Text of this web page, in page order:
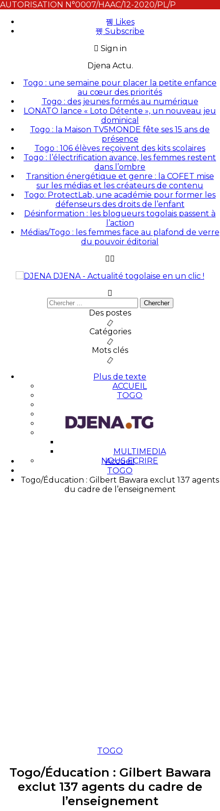
AUTORISATION N°0007/HAAC/12-2020/PL/P
Likes
Subscribe
Sign in
Djena Actu.
Togo : une semaine pour placer la petite enfance
au cœur des priorités
Togo : des jeunes formés au numérique
LONATO lance « Loto Détente », un nouveau jeu
dominical
Togo : la Maison TV5MONDE fête ses 15 ans de
présence
Togo : 106 élèves reçoivent des kits scolaires
Togo : l’électrification avance, les femmes restent
dans l’ombre
Transition énergétique et genre : la COFET mise
sur les médias et les créateurs de contenu
Togo: ProtectLab, une académie pour former les
défenseurs des droits de l’enfant
Désinformation : les blogueurs togolais passent à
l’action
Médias/Togo : les femmes face au plafond de verre
du pouvoir éditorial
DJENA - Actualité togolaise en un clic !
Des postes
Catégories
Mots clés
Plus de texte
ACCUEIL
TOGO
MONDE
DOSSIER
MULTIMEDIA
NOUS ECRIRE
Accueil
TOGO
Togo/Éducation : Gilbert Bawara exclut 137 agents
du cadre de l’enseignement
TOGO
Togo/Éducation : Gilbert Bawara
exclut 137 agents du cadre de
l’enseignement